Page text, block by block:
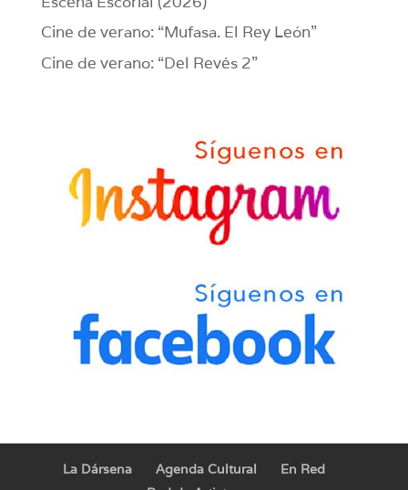
Cine de verano: “Mufasa. El Rey León”
Cine de verano: “Del Revés 2”
La Dársena Agenda Cultural
En Red